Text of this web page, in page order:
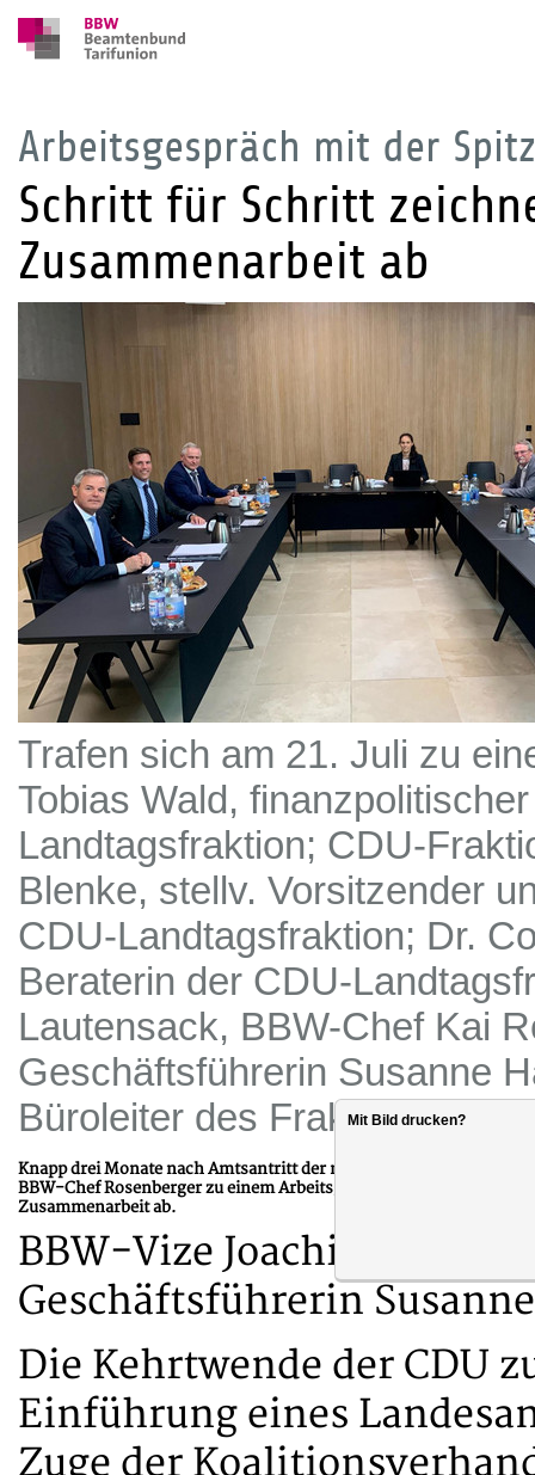
Arbeitsgespräch mit der
Schritt für Schritt
Zusammenarbeit ab
Trafen sich am 21. Juli zu
Tobias Wald,
Landtagsfraktion; CDU-
Blenke, stellv. Vorsitzender
CDU-Landtagsfraktion; Dr.
Beraterin der CDU-
Lautensack, BBW-Chef Kai
Geschäftsführerin Susanne
Büroleiter des
Knapp drei Monate nach Amtsantritt der neuen Landesregierung
BBW-Chef Rosenberger zu einem Arbeitsgespräch empfangen.
Zusammenarbeit ab.
BBW-Vize Joachim
Geschäftsführerin
Die Kehrtwende der CDU
Einführung eines
Zuge der
Mit Bild drucken?